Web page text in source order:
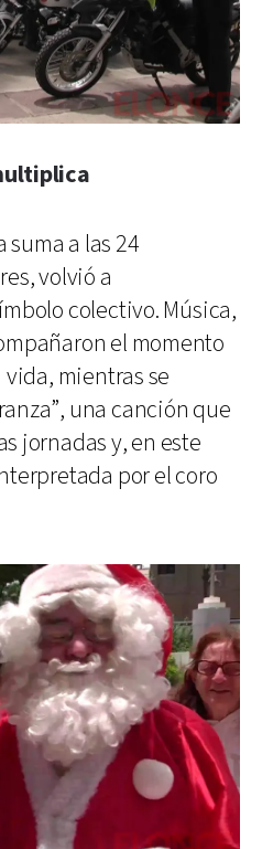
suma a las 24
volvió a
colectivo. Música,
el momento
mientras se
una canción que
jornadas y, en este
por el coro